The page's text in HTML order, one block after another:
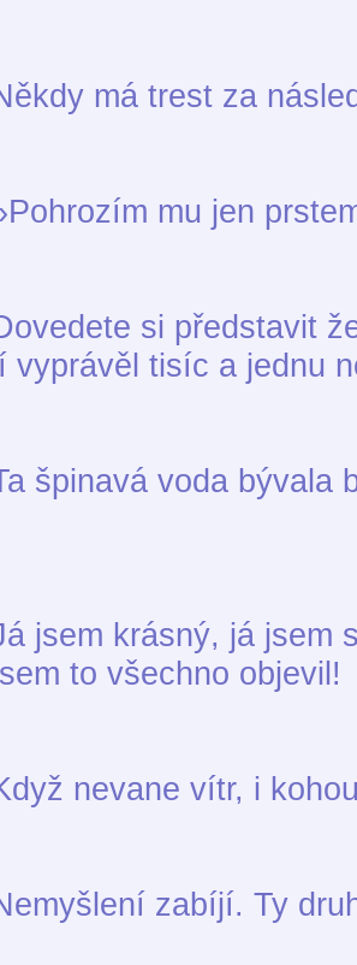
má trest za
mu jen
si představit
vyprávěl tisíc a jednu
voda bývala
krásný, já jsem
to všechno objevil!
nevane vítr, i
zabíjí. Ty